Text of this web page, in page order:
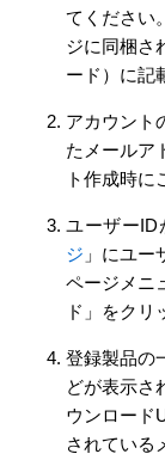
てください
ジに同梱さ
ード）に記
アカウント
たメールア
ト作成時に
ユーザーID
ジ 」にユー
ページメニ
ド」をクリ
登録製品の
どが表示さ
ウンロード
されている